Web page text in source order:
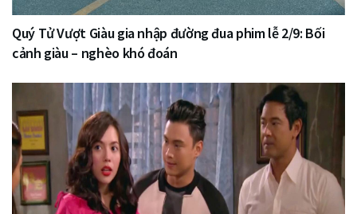
Quý Tử Vượt Giàu gia nhập đường đua phim lễ 2/9: Bối
cảnh giàu – nghèo khó đoán